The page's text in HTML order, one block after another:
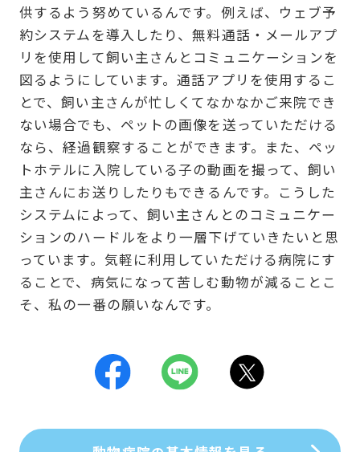
供するよう努めているんです。例えば、ウェブ予
約システムを導入したり、無料通話・メールアプ
リを使用して飼い主さんとコミュニケーションを
図るようにしています。通話アプリを使用するこ
とで、飼い主さんが忙しくてなかなかご来院でき
ない場合でも、ペットの画像を送っていただける
なら、経過観察することができます。また、ペッ
トホテルに入院している子の動画を撮って、飼い
主さんにお送りしたりもできるんです。こうした
システムによって、飼い主さんとのコミュニケー
ションのハードルをより一層下げていきたいと思
っています。気軽に利用していただける病院にす
ることで、病気になって苦しむ動物が減ることこ
そ、私の一番の願いなんです。